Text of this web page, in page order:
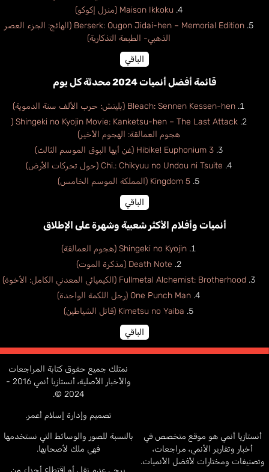
Maison Ikkoku (منزل إكوكو)
Berserk: Ougon Jidai-hen – Memorial Edition (الهائج: الجزء العصر
الذهبي- الطبعة التذكارية)
الباقي
قائمة أفضل أنميات 2024 محدثة كل يوم
Bleach: Sennen Kessen-hen (بليتش: حرب الألف سنة الدموية)
Shingeki no Kyojin Movie: Kanketsu-hen – The Last Attack (
هجوم العمالقة: الهجوم الأخير)
Hibike! Euphonium 3 (غن أيها البوق الموسم الثالث)
Chi.: Chikyuu no Undou ni Tsuite (حول تحركات الأرض)
Kingdom 5 (المملكة الموسم الخامس)
الباقي
أنميات وأفلام الأكثر شعبية وشهرة على الإطلاق
Shingeki no Kyojin (هجوم العمالقة)
Death Note (مذكرة الموت)
Fullmetal Alchemist: Brotherhood (الكيميائي المعدني الكامل: الأخوة)
One Punch Man (رجل اللكمة الواحدة)
Kimetsu no Yaiba (قاتل الشياطين)
الباقي
أنستازيا أنمي هو موقع متخصص في
أخبار وتقارير الأنمي، مراجعات،
وتصنيفات ومختارات لأفضل الأنميات.
نمتلك جميع حقوق كتابة المراجعات
والأخبار الأصلية، أنستازيا أنمي 2016 -
2024 ©.
تصميم وإدارة إسلام أعمر.
بالنسبة للصور والوسائط التي نستخدمها
فهي ملك لأصحابها.